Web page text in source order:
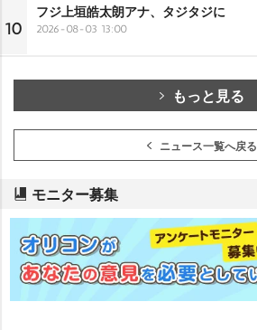
10
フジ上垣皓太朗アナ、タジタジに
2026-08-03 13:00
もっと見る
ニュース一覧へ戻る
モニター募集